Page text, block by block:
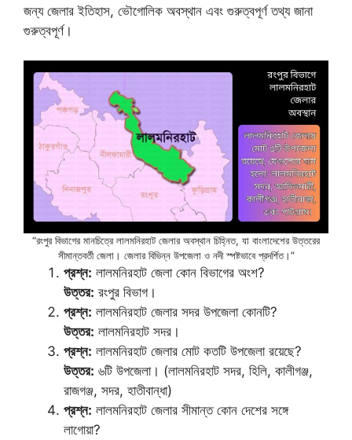
জন্য জেলার ইতিহাস, ভৌগোলিক অবস্থান এবং গুরুত্বপূর্ণ তথ্য জানা
গুরুত্বপূর্ণ।
“রংপুর বিভাগের মানচিত্রে লালমনিরহাট জেলার অবস্থান চিহ্নিত, যা বাংলাদেশের উত্তরের
সীমান্তবর্তী জেলা। জেলার বিভিন্ন উপজেলা ও নদী স্পষ্টভাবে প্রদর্শিত।”
প্রশ্ন: লালমনিরহাট জেলা কোন বিভাগের অংশ?
উত্তর: রংপুর বিভাগ।
প্রশ্ন: লালমনিরহাট জেলার সদর উপজেলা কোনটি?
উত্তর: লালমনিরহাট সদর।
প্রশ্ন: লালমনিরহাট জেলার মোট কতটি উপজেলা রয়েছে?
উত্তর: ৬টি উপজেলা। (লালমনিরহাট সদর, হিলি, কালীগঞ্জ,
রাজগঞ্জ, সদর, হাতীবান্ধা)
প্রশ্ন: লালমনিরহাট জেলার সীমান্ত কোন দেশের সঙ্গে
লাগোয়া?